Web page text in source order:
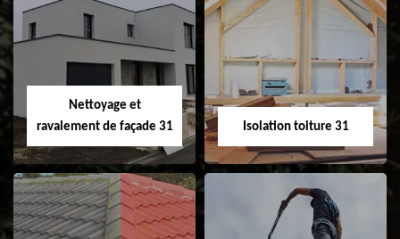
Pose et
changement de
fenêtre de toit et
Velux 31
Nettoyage et pose
Nettoyage et
ravalement de façade 31
Isolation toiture 31